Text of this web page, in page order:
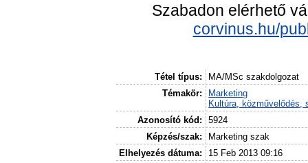
Szabadon elérhető
corvinus.hu/
Tétel típus:
MA/MSc szakdolgozat
Témakör:
Marketing
Kultúra, közművelődés,
Azonosító kód:
5924
Képzés/szak:
Marketing szak
Elhelyezés dátuma:
15 Feb 2013 09:16